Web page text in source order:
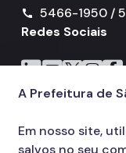
call
5466-1950 /
Redes Sociais
Icone do LinkedIn
Icone doIcone do X
Icone
A Prefeitura de
Em nosso site,
salvos no seu